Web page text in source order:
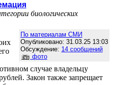
биологических
По материалам СМИ
Опубликовано: 31.03.25 13:03
Обсуждение: 14 сообщений
фото
случае владельцу
Закон также запрещает